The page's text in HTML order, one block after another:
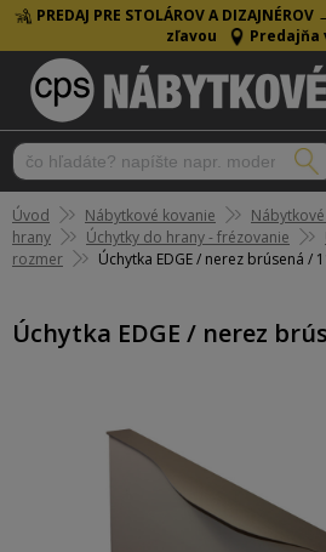
PREDAJ PRE STOLÁROV A DIZAJNÉROV
zľavou
Predajňa
Úvod Nábytkové kovanie
hrany
Úchytky do hrany - frézovanie
rozmer
Úchytka EDGE / nerez brúsená /
Úchytka EDGE / nerez